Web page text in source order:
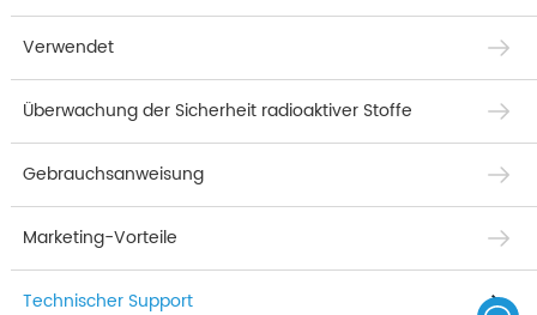
Verwendet
Überwachung der Sicherheit radioaktiver Stoffe
Gebrauchsanweisung
Marketing-Vorteile
Technischer Support